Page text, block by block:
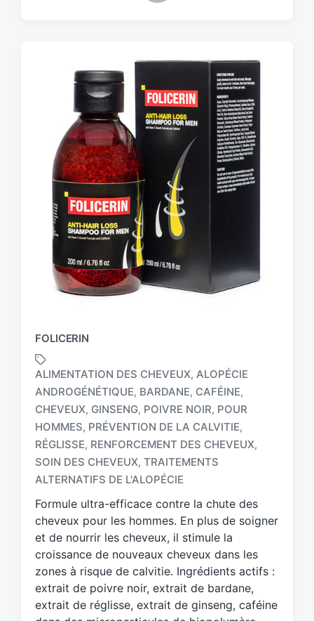
FOLICERIN
T
a
g
e
d
w
t
h
ALIMENTATION DES CHEVEUX, ALOPÉCIE
ANDROGÉNÉTIQUE, BARDANE, CAFÉINE,
CHEVEUX, GINSENG, POIVRE NOIR, POUR
HOMMES, PRÉVENTION DE LA CALVITIE,
RÉGLISSE, RENFORCEMENT DES CHEVEUX,
SOIN DES CHEVEUX, TRAITEMENTS
ALTERNATIFS DE L'ALOPÉCIE
Formule ultra-efficace contre la chute des
cheveux pour les hommes. En plus de soigner
et de nourrir les cheveux, il stimule la
croissance de nouveaux cheveux dans les
zones à risque de calvitie. Ingrédients actifs :
extrait de poivre noir, extrait de bardane,
extrait de réglisse, extrait de ginseng, caféine